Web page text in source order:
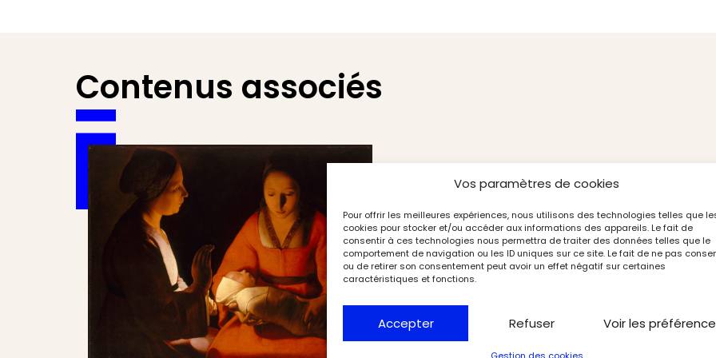
Vos paramètres de cookies
Pour offrir les meilleures expériences, nous utilisons des technologies telles que
cookies pour stocker et/ou accéder aux informations des appareils. Le fait de
consentir à ces technologies nous permettra de traiter des données telles que le
comportement de navigation ou les ID uniques sur ce site. Le fait de ne pas
ou de retirer son consentement peut avoir un effet négatif sur certaines
caractéristiques et fonctions.
Accepter Refuser Voir les
Contenus associés